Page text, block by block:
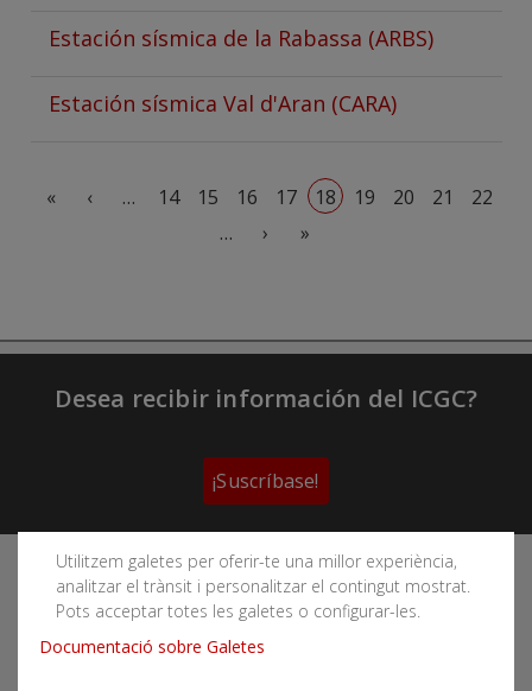
Estación sísmica de la Rabassa (ARBS)
Estación sísmica Val d'Aran (CARA)
« ‹ … 14 15 16 17 18 19 20 21
22
…
›
Siguiente página
»
Última página
Utilitzem galetes per oferir-te una millor experiència,
analitzar el trànsit i personalitzar el contingut mostrat.
Pots acceptar totes les galetes o configurar-les.
Documentació sobre Galetes
Desea recibir información del ICGC?
¡Suscríbase!
Sigue las redes sociales del Instituto Cartográfico y
Geológico de Cataluña